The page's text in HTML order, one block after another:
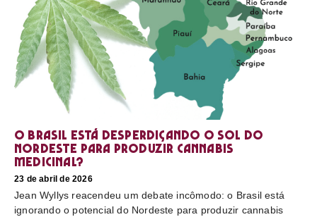
O Brasil está desperdiçando o sol do
nordeste para produzir cannabis
medicinal?
23 de abril de 2026
Jean Wyllys reacendeu um debate incômodo: o Brasil está
ignorando o potencial do Nordeste para produzir cannabis